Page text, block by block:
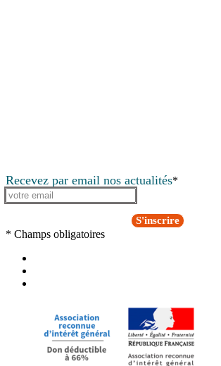
Recevez par email nos actualités*
S'inscrire
* Champs obligatoires